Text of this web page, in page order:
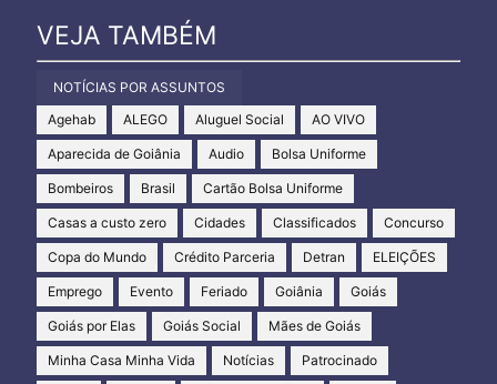
VEJA TAMBÉM
NOTÍCIAS POR ASSUNTOS
Agehab
ALEGO Aluguel Social AO VIVO
Aparecida de Goiânia Audio Bolsa Uniforme
Bombeiros Brasil Cartão Bolsa Uniforme
Casas a custo zero Cidades Classificados Concurso
Copa do Mundo Crédito Parceria Detran ELEIÇÕES
Emprego Evento Feriado Goiânia Goiás
Goiás por Elas Goiás Social Mães de Goiás
Minha Casa Minha Vida Notícias Patrocinado